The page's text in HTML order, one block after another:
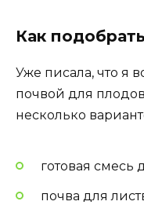
Как
Уже писала, что я
почвой для
несколько
готовая смесь
почва для